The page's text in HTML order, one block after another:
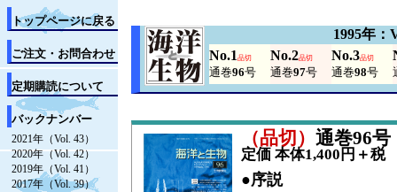
トップページに戻る
ご注文・お問合わせ
定期購読について
バックナンバー
2021年（Vol. 43）
2020年（Vol. 42）
2019年（Vol. 41）
2017年（Vol. 39）
1995年：
No.1品切
通巻96号
No.2品切
通巻97号
No.3品切
通巻98号
（品切） 通巻96号
定価 本体1,400円＋税
●序説